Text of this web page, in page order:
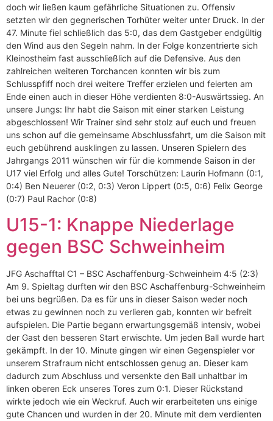
doch wir ließen kaum gefährliche Situationen zu. Offensiv
setzten wir den gegnerischen Torhüter weiter unter Druck. In der
47. Minute fiel schließlich das 5:0, das dem Gastgeber endgültig
den Wind aus den Segeln nahm. In der Folge konzentrierte sich
Kleinostheim fast ausschließlich auf die Defensive. Aus den
zahlreichen weiteren Torchancen konnten wir bis zum
Schlusspfiff noch drei weitere Treffer erzielen und feierten am
Ende einen auch in dieser Höhe verdienten 8:0-Auswärtssieg. An
unsere Jungs: Ihr habt die Saison mit einer starken Leistung
abgeschlossen! Wir Trainer sind sehr stolz auf euch und freuen
uns schon auf die gemeinsame Abschlussfahrt, um die Saison mit
euch gebührend ausklingen zu lassen. Unseren Spielern des
Jahrgangs 2011 wünschen wir für die kommende Saison in der
U17 viel Erfolg und alles Gute! Torschützen: Laurin Hofmann (0:1,
0:4) Ben Neuerer (0:2, 0:3) Veron Lippert (0:5, 0:6) Felix George
(0:7) Paul Rachor (0:8)
U15-1: Knappe Niederlage
gegen BSC Schweinheim
JFG Aschafftal C1 – BSC Aschaffenburg-Schweinheim 4:5 (2:3)
Am 9. Spieltag durften wir den BSC Aschaffenburg-Schweinheim
bei uns begrüßen. Da es für uns in dieser Saison weder noch
etwas zu gewinnen noch zu verlieren gab, konnten wir befreit
aufspielen. Die Partie begann erwartungsgemäß intensiv, wobei
der Gast den besseren Start erwischte. Um jeden Ball wurde hart
gekämpft. In der 10. Minute gingen wir einen Gegenspieler vor
unserem Strafraum nicht entschlossen genug an. Dieser kam
dadurch zum Abschluss und versenkte den Ball unhaltbar im
linken oberen Eck unseres Tores zum 0:1. Dieser Rückstand
wirkte jedoch wie ein Weckruf. Auch wir erarbeiteten uns einige
gute Chancen und wurden in der 20. Minute mit dem verdienten